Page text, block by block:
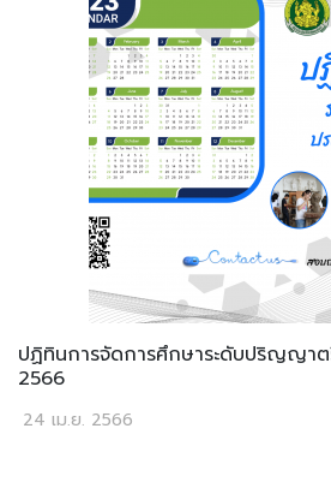
ปฏิทินการจัดการศึกษาระดับปริญญาต
2566
24 เม.ย. 2566